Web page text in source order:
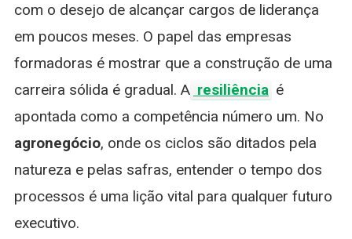
com o desejo de alcançar cargos de liderança
em poucos meses. O papel das empresas
formadoras é mostrar que a construção de uma
carreira sólida é gradual. A resiliência é
apontada como a competência número um. No
agronegócio, onde os ciclos são ditados pela
natureza e pelas safras, entender o tempo dos
processos é uma lição vital para qualquer futuro
executivo.